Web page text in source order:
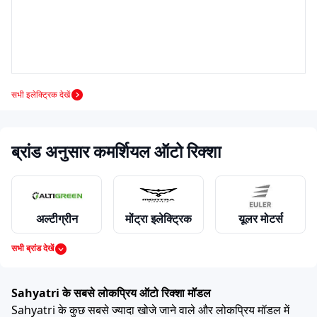
सभी इलेक्ट्रिक देखें
ब्रांड अनुसार कमर्शियल ऑटो रिक्शा
अल्टीग्रीन मोंट्रा इलेक्ट्रिक यूलर मोटर्स
महिंद्रा पियाजियो
सभी ब्रांड देखें
Sahyatri के सबसे लोकप्रिय ऑटो रिक्शा मॉडल
Sahyatri के कुछ सबसे ज्यादा खोजे जाने वाले और लोकप्रिय मॉडल में